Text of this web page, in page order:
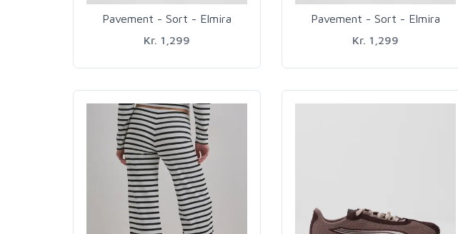
Pavement - Sort - Elmira
Kr. 1,299
Pavement - Sort - Elmira
Kr. 1,299